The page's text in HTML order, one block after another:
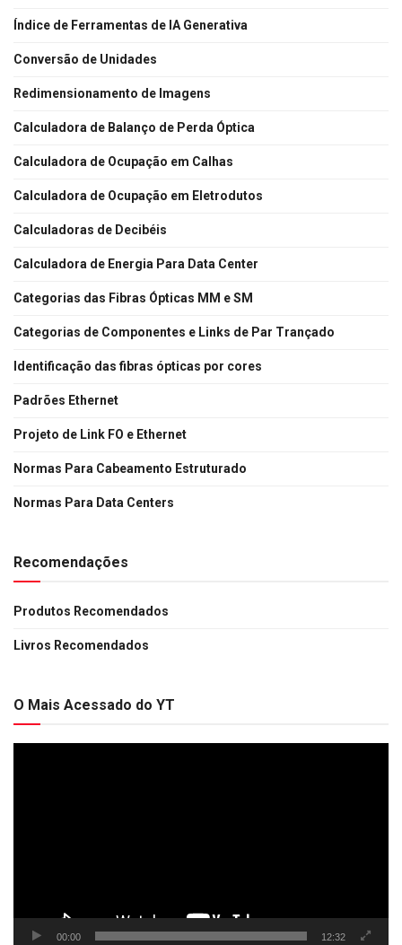
Índice de Ferramentas de IA Generativa
Conversão de Unidades
Redimensionamento de Imagens
Calculadora de Balanço de Perda Óptica
Calculadora de Ocupação em Calhas
Calculadora de Ocupação em Eletrodutos
Calculadoras de Decibéis
Calculadora de Energia Para Data Center
Categorias das Fibras Ópticas MM e SM
Categorias de Componentes e Links de Par Trançado
Identificação das fibras ópticas por cores
Padrões Ethernet
Projeto de Link FO e Ethernet
Normas Para Cabeamento Estruturado
Normas Para Data Centers
Recomendações
Produtos Recomendados
Livros Recomendados
O Mais Acessado do YT
00:00 12:32